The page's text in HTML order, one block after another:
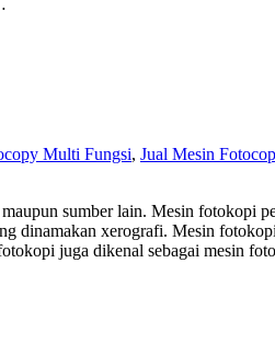
Multi Fungsi, Jual Mesin
sumber lain. Mesin fotokopi
dinamakan xerografi. Mesin
juga dikenal sebagai mesin